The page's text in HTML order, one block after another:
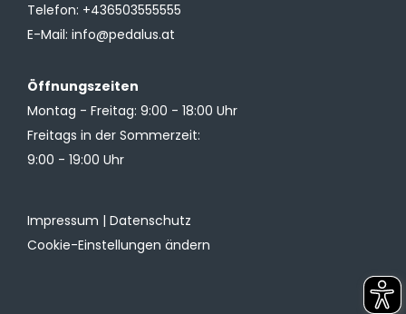
Telefon: +436503555555
E-Mail: info@pedalus.at
Öffnungszeiten
Montag - Freitag: 9:00 - 18:00 Uhr
Freitags in der Sommerzeit:
9:00 - 19:00 Uhr
Impressum | Datenschutz
Cookie-Einstellungen ändern